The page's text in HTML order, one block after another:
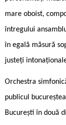
mare oboist,
întregului
în egală măsură
justeți
Orchestra
publicul
București în două